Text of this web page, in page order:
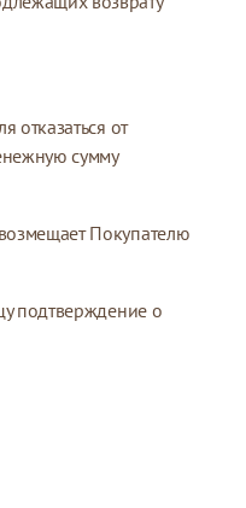
отказаться от
сумму
Покупателю
подтверждение о